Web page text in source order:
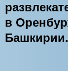
в
Башкирии.